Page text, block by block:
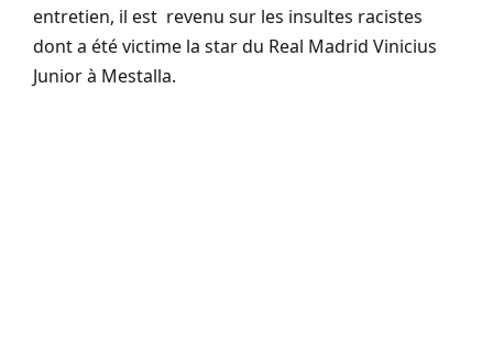
entretien, il est revenu sur les insultes racistes
dont a été victime la star du Real Madrid Vinicius
Junior à Mestalla.